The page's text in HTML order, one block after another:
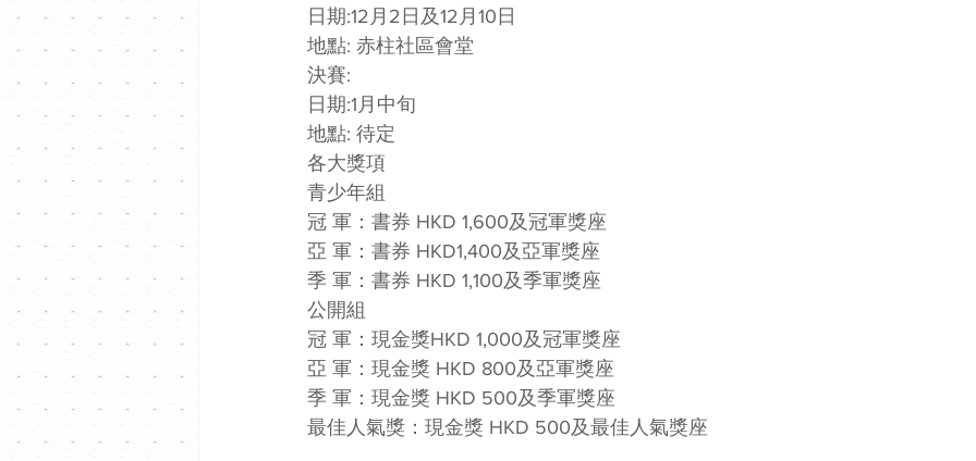
日期:12月2日及12月10日
地點: 赤柱社區會堂
決賽:
日期:1月中旬
地點: 待定
各大獎項
青少年組
冠 軍：書券 HKD 1,600及冠軍獎座
亞 軍：書券 HKD1,400及亞軍獎座
季 軍：書券 HKD 1,100及季軍獎座
公開組
冠 軍：現金獎HKD 1,000及冠軍獎座
亞 軍：現金獎 HKD 800及亞軍獎座
季 軍：現金獎 HKD 500及季軍獎座
最佳人氣獎：現金獎 HKD 500及最佳人氣獎座